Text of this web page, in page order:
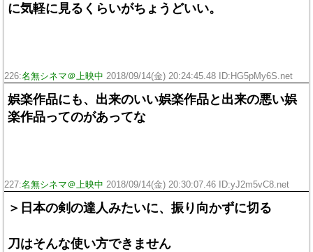
に気軽に見るくらいがちょうどいい。
226:名無シネマ＠上映中 2018/09/14(金) 20:24:45.48 ID:HG5pMy6S.net
娯楽作品にも、出来のいい娯楽作品と出来の悪い娯
楽作品ってのがあってな
227:名無シネマ＠上映中 2018/09/14(金) 20:30:07.46 ID:yJ2m5vC8.net
＞日本の剣の達人みたいに、振り向かずに切る
刀はそんな使い方できません